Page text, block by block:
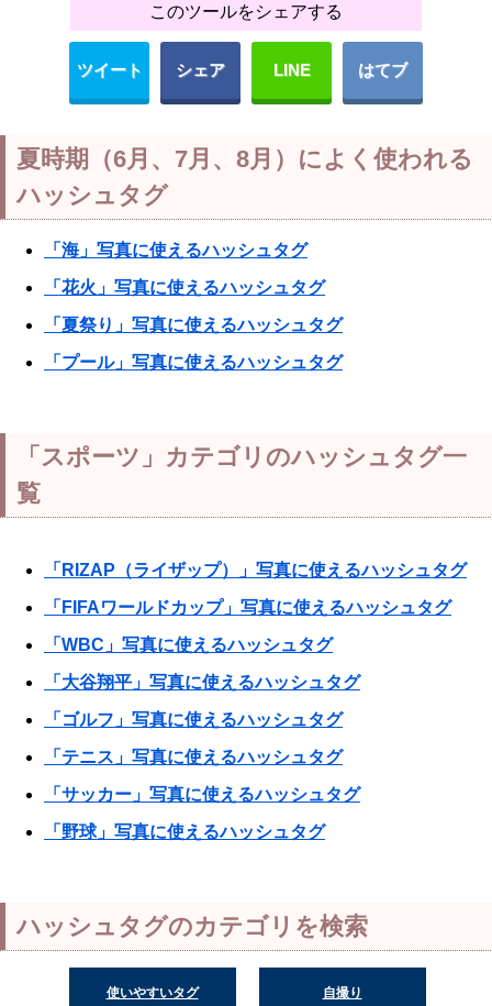
このツールをシェアする
ツイート シェア LINE はてブ
夏時期（6月、7月、8月）によく使われる
ハッシュタグ
「海」写真に使えるハッシュタグ
「花火」写真に使えるハッシュタグ
「夏祭り」写真に使えるハッシュタグ
「プール」写真に使えるハッシュタグ
「スポーツ」カテゴリのハッシュタグ一
覧
「RIZAP（ライザップ）」写真に使えるハッシュタグ
「FIFAワールドカップ」写真に使えるハッシュタグ
「WBC」写真に使えるハッシュタグ
「大谷翔平」写真に使えるハッシュタグ
「ゴルフ」写真に使えるハッシュタグ
「テニス」写真に使えるハッシュタグ
「サッカー」写真に使えるハッシュタグ
「野球」写真に使えるハッシュタグ
ハッシュタグのカテゴリを検索
使いやすいタグ 自撮り